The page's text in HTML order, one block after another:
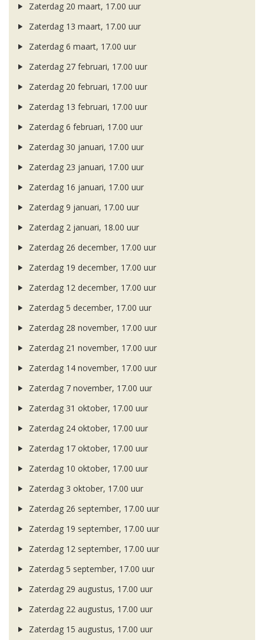
Zaterdag 20 maart, 17.00 uur
Zaterdag 13 maart, 17.00 uur
Zaterdag 6 maart, 17.00 uur
Zaterdag 27 februari, 17.00 uur
Zaterdag 20 februari, 17.00 uur
Zaterdag 13 februari, 17.00 uur
Zaterdag 6 februari, 17.00 uur
Zaterdag 30 januari, 17.00 uur
Zaterdag 23 januari, 17.00 uur
Zaterdag 16 januari, 17.00 uur
Zaterdag 9 januari, 17.00 uur
Zaterdag 2 januari, 18.00 uur
Zaterdag 26 december, 17.00 uur
Zaterdag 19 december, 17.00 uur
Zaterdag 12 december, 17.00 uur
Zaterdag 5 december, 17.00 uur
Zaterdag 28 november, 17.00 uur
Zaterdag 21 november, 17.00 uur
Zaterdag 14 november, 17.00 uur
Zaterdag 7 november, 17.00 uur
Zaterdag 31 oktober, 17.00 uur
Zaterdag 24 oktober, 17.00 uur
Zaterdag 17 oktober, 17.00 uur
Zaterdag 10 oktober, 17.00 uur
Zaterdag 3 oktober, 17.00 uur
Zaterdag 26 september, 17.00 uur
Zaterdag 19 september, 17.00 uur
Zaterdag 12 september, 17.00 uur
Zaterdag 5 september, 17.00 uur
Zaterdag 29 augustus, 17.00 uur
Zaterdag 22 augustus, 17.00 uur
Zaterdag 15 augustus, 17.00 uur